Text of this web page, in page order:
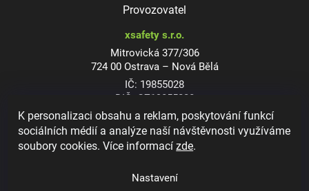
K personalizaci obsahu a reklam, poskytování funkcí
sociálních médií a analýze naší návštěvnosti využíváme
soubory cookies. Více informacízde.
Nastavení
Provozovatel
xsafety s.r.o.
Mitrovická 377/306
724 00 Ostrava – Nová Bělá
IČ: 19855028
DIČ: CZ19855028
Dioptrické ochranné brýle